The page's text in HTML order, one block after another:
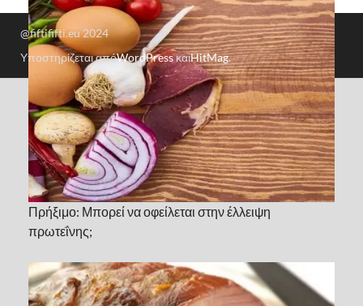
Πρήξιμο: Μπορεί να οφείλεται στην έλλειψη
πρωτεΐνης;
@fiftififti.eu 2024
Υποστηρίζεται απόWordPressκαιHitMag.